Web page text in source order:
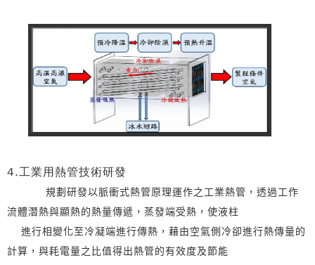
4.工業用熱管技術研發
規劃研發以脈衝式熱管原理運作之工業熱管，透過工作
流體潛熱與顯熱的熱量傳遞，蒸發端受熱，使液柱
進行相變化至冷凝端進行傳熱，藉由空氣側冷卻進行熱傳量的
計算，與耗電量之比值得出熱管的有效度及節能